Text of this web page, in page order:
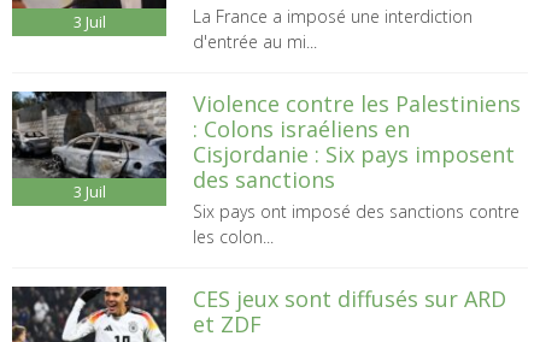
3 Juil
La France a imposé une interdiction
d'entrée au mi...
3 Juil
Violence contre les Palestiniens
: Colons israéliens en
Cisjordanie : Six pays imposent
des sanctions
Six pays ont imposé des sanctions contre
les colon...
CES jeux sont diffusés sur ARD
et ZDF